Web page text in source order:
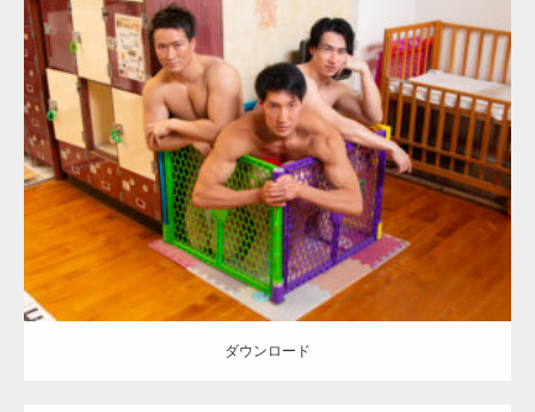
Update:2023.02.11
Category:筋肉銭湯2 その他 AKIHITO(細マッチョ) SOSUKE YOSHI
肩 川口 (埼玉)
ダウンロード
ダウンロード